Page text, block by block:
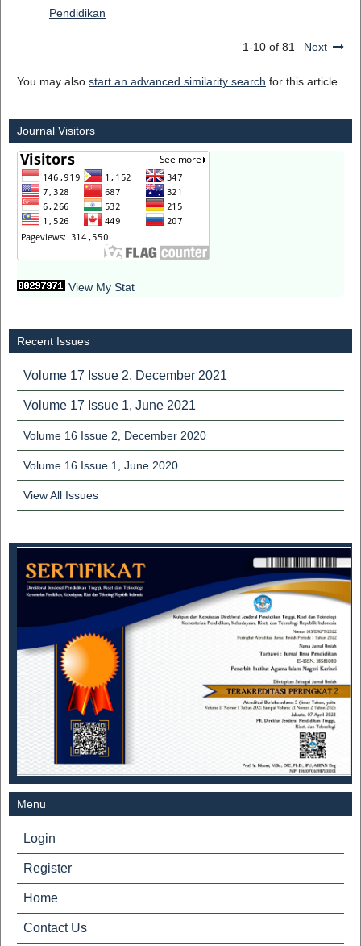
Pendidikan
1-10 of 81 Next
You may also start an advanced similarity search for this article.
Journal Visitors
View My Stat
Recent Issues
Volume 17 Issue 2, December 2021
Volume 17 Issue 1, June 2021
Volume 16 Issue 2, December 2020
Volume 16 Issue 1, June 2020
View All Issues
Menu
Login
Register
Home
Contact Us